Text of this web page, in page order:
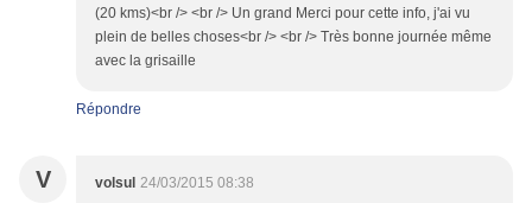
(20 kms)<br /> <br /> Un grand Merci pour cette info, j'ai vu
plein de belles choses<br /> <br /> Très bonne journée même
avec la grisaille
Répondre
V volsul 24/03/2015 08:38